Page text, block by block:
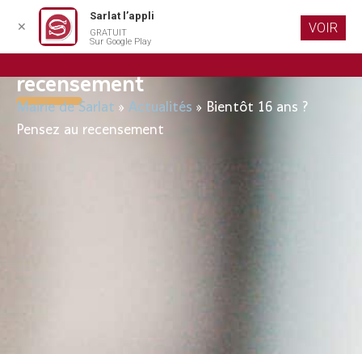
contenu
recensement
Mairie de Sarlat » Actualités » Bientôt 16 ans ?
Pensez au recensement
✕
Sarlat l’appli
GRATUIT
Sur Google Play
VOIR